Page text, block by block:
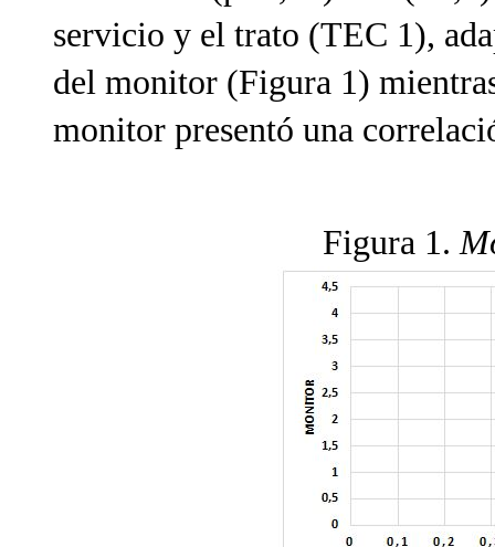
servicio y el trato (TEC 1),
del monitor (Figura 1)
monitor presentó una
Figura 1.